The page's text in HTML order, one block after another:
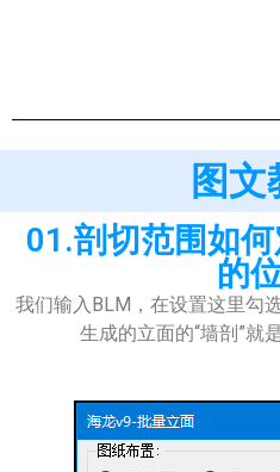
图文
01.剖切范围如
的
我们输入BLM，在设置这里勾
生成的立面的“墙剖”就